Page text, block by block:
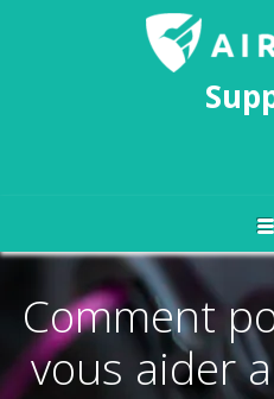
Comment
vous aider